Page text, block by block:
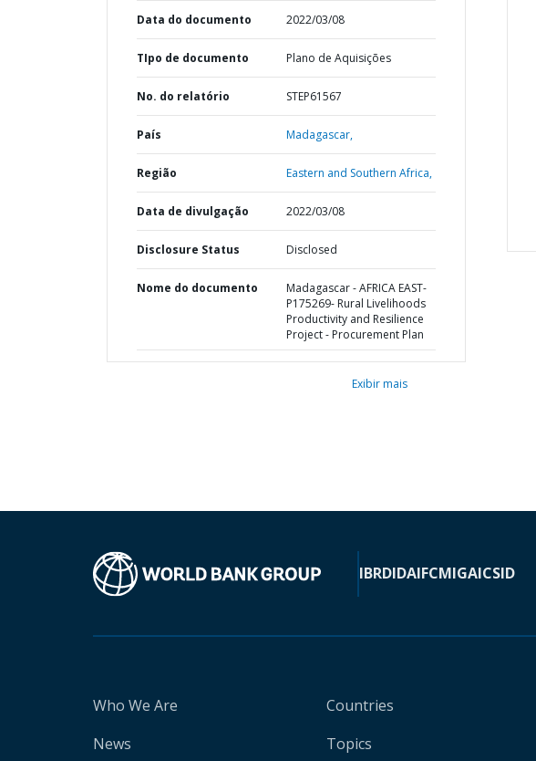
Data do documento 2022/03/08
TIpo de documento Plano de Aquisições
No. do relatório STEP61567
País Madagascar,
Região Eastern and Southern Africa,
Data de divulgação 2022/03/08
Disclosure Status Disclosed
Nome do documento
Madagascar - AFRICA EAST-
P175269- Rural Livelihoods
Productivity and Resilience
Project - Procurement Plan
Exibir mais
IBRDIDAIFCMIGAICSID
Who We Are
News
Countries
Topics